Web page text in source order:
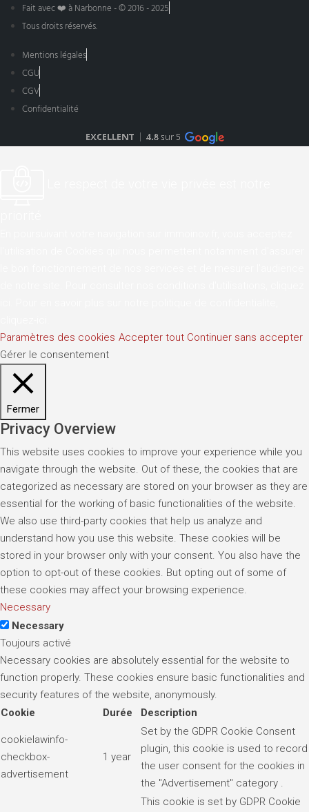
Fait avec ❤️ à Narbonne - © 2016 - 2025
Tous droits réservés.
Mentions légales
CGU
CGV
Confidentialité
Paramètres des cookies Accepter tout Continuer sans accepter
Gérer le consentement
Fermer
Privacy Overview
This website uses cookies to improve your experience while you
navigate through the website. Out of these, the cookies that are
categorized as necessary are stored on your browser as they are
essential for the working of basic functionalities of the website.
We also use third-party cookies that help us analyze and
understand how you use this website. These cookies will be
stored in your browser only with your consent. You also have the
option to opt-out of these cookies. But opting out of some of
these cookies may affect your browsing experience.
Necessary
Necessary
Toujours activé
Necessary cookies are absolutely essential for the website to
function properly. These cookies ensure basic functionalities and
security features of the website, anonymously.
Cookie
Durée Description
cookielawinfo-
checkbox-
advertisement
1 year
Set by the GDPR Cookie Consent
plugin, this cookie is used to record
the user consent for the cookies in
the "Advertisement" category .
This cookie is set by GDPR Cookie